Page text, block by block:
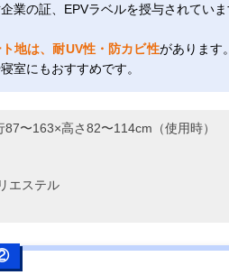
業の証、EPVラベルを授与されていま
地は、耐UV性・防カビ性があります
室にもおすすめです。
〜163×高さ82〜114cm（使用時）
エステル